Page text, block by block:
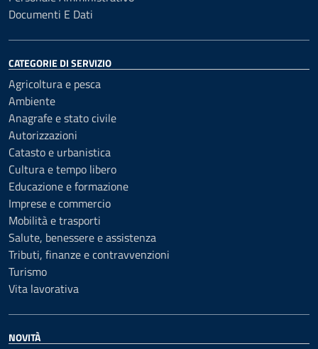
Documenti E Dati
CATEGORIE DI SERVIZIO
Agricoltura e pesca
Ambiente
Anagrafe e stato civile
Autorizzazioni
Catasto e urbanistica
Cultura e tempo libero
Educazione e formazione
Imprese e commercio
Mobilità e trasporti
Salute, benessere e assistenza
Tributi, finanze e contravvenzioni
Turismo
Vita lavorativa
NOVITÀ